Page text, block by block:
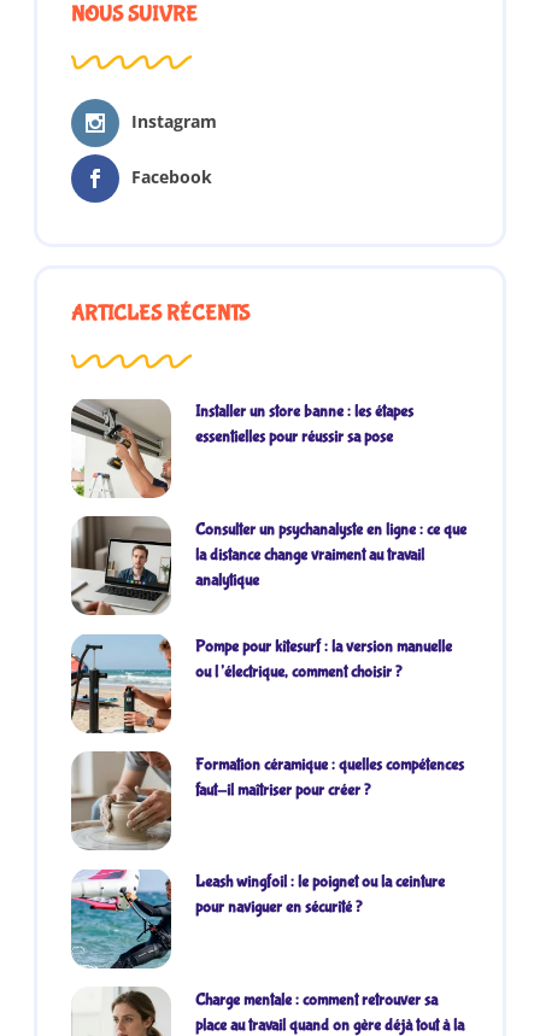
NOUS SUIVRE
Instagram
Facebook
ARTICLES RÉCENTS
Installer un store banne : les étapes
essentielles pour réussir sa pose
Consulter un psychanalyste en ligne : ce que
la distance change vraiment au travail
analytique
Pompe pour kitesurf : la version manuelle
ou l’électrique, comment choisir ?
Formation céramique : quelles compétences
faut-il maîtriser pour créer ?
Leash wingfoil : le poignet ou la ceinture
pour naviguer en sécurité ?
Charge mentale : comment retrouver sa
place au travail quand on gère déjà tout à la